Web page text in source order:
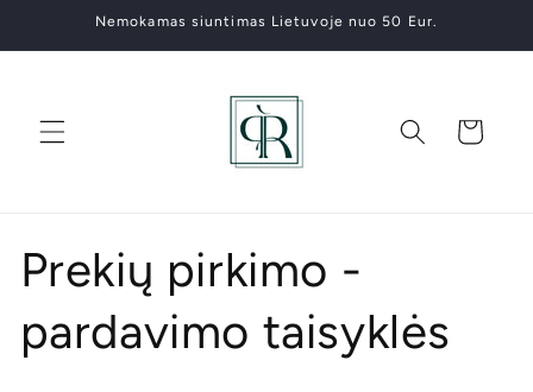
Nemokamas siuntimas Lietuvoje nuo 50 Eur.
Krepšelis
Prekių pirkimo -
pardavimo taisyklės